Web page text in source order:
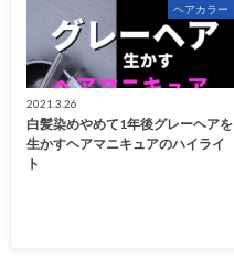
ヘアカラー
2021.3.26
白髪染めやめて1年後グレーヘアを
生かすヘアマニキュアのハイライ
ト